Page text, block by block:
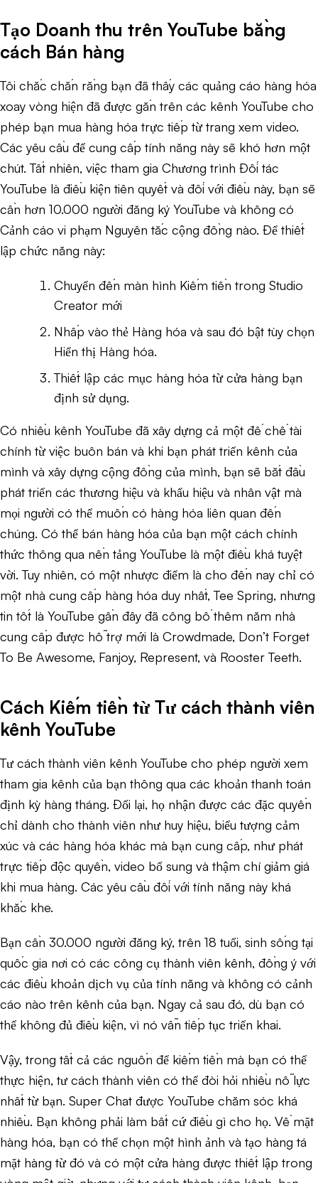
Tạo Doanh thu trên YouTube bằng
cách Bán hàng
Tôi chắc chắn rằng bạn đã thấy các quảng cáo hàng hóa
xoay vòng hiện đã được gắn trên các kênh YouTube cho
phép bạn mua hàng hóa trực tiếp từ trang xem video.
Các yêu cầu để cung cấp tính năng này sẽ khó hơn một
chút. Tất nhiên, việc tham gia Chương trình Đối tác
YouTube là điều kiện tiên quyết và đối với điều này, bạn sẽ
cần hơn 10.000 người đăng ký YouTube và không có
Cảnh cáo vi phạm Nguyên tắc cộng đồng nào. Để thiết
lập chức năng này:
Chuyển đến màn hình Kiếm tiền trong Studio
Creator mới
Nhấp vào thẻ Hàng hóa và sau đó bật tùy chọn
Hiển thị Hàng hóa.
Thiết lập các mục hàng hóa từ cửa hàng bạn
định sử dụng.
Có nhiều kênh YouTube đã xây dựng cả một đế chế tài
chính từ việc buôn bán và khi bạn phát triển kênh của
mình và xây dựng cộng đồng của mình, bạn sẽ bắt đầu
phát triển các thương hiệu và khẩu hiệu và nhân vật mà
mọi người có thể muốn có hàng hóa liên quan đến
chúng. Có thể bán hàng hóa của bạn một cách chính
thức thông qua nền tảng YouTube là một điều khá tuyệt
vời. Tuy nhiên, có một nhược điểm là cho đến nay chỉ có
một nhà cung cấp hàng hóa duy nhất, Tee Spring, nhưng
tin tốt là YouTube gần đây đã công bố thêm năm nhà
cung cấp được hỗ trợ mới là Crowdmade, Don’t Forget
To Be Awesome, Fanjoy, Represent, và Rooster Teeth.
Cách Kiếm tiền từ Tư cách thành viên
kênh YouTube
Tư cách thành viên kênh YouTube cho phép người xem
tham gia kênh của bạn thông qua các khoản thanh toán
định kỳ hàng tháng. Đổi lại, họ nhận được các đặc quyền
chỉ dành cho thành viên như huy hiệu, biểu tượng cảm
xúc và các hàng hóa khác mà bạn cung cấp, như phát
trực tiếp độc quyền, video bổ sung và thậm chí giảm giá
khi mua hàng. Các yêu cầu đối với tính năng này khá
khắc khe.
Bạn cần 30.000 người đăng ký, trên 18 tuổi, sinh sống tại
quốc gia nơi có các công cụ thành viên kênh, đồng ý với
các điều khoản dịch vụ của tính năng và không có cảnh
cáo nào trên kênh của bạn. Ngay cả sau đó, dù bạn có
thể không đủ điều kiện, vì nó vẫn tiếp tục triển khai.
Vậy, trong tất cả các nguồn để kiếm tiền mà bạn có thể
thực hiện, tư cách thành viên có thể đòi hỏi nhiều nỗ lực
nhất từ ​​bạn. Super Chat được YouTube chăm sóc khá
nhiều. Bạn không phải làm bất cứ điều gì cho họ. Về mặt
hàng hóa, bạn có thể chọn một hình ảnh và tạo hàng tá
mặt hàng từ đó và có một cửa hàng được thiết lập trong